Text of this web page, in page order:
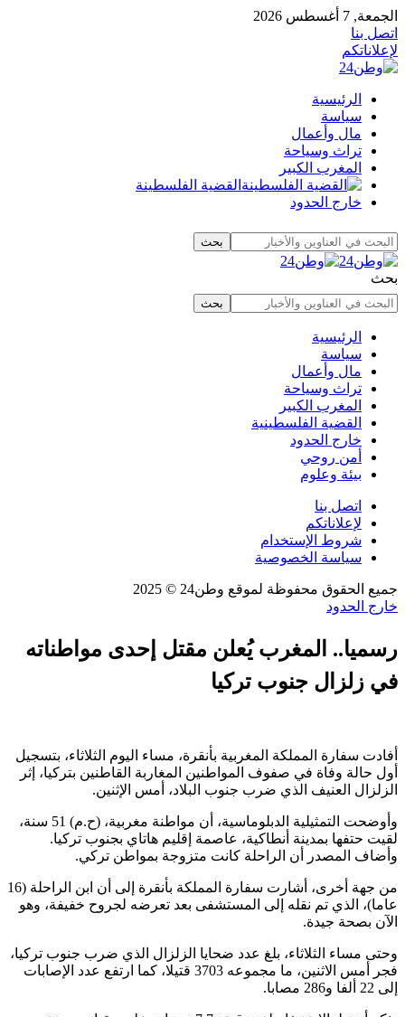
الجمعة, 7 أغسطس 2026
اتصل بنا
لإعلاناتكم
الرئيسية
سياسة
مال وأعمال
تراث وسياحة
المغرب الكبير
القضية الفلسطينة
خارج الحدود
بحث
الرئيسية
سياسة
مال وأعمال
تراث وسياحة
المغرب الكبير
القضية الفلسطينية
خارج الحدود
أمن روحي
بيئة وعلوم
اتصل بنا
لإعلاناتكم
شروط الإستخدام
سياسة الخصوصية
جميع الحقوق محفوظة لموقع وطن24 © 2025
خارج الحدود
رسميا.. المغرب يُعلن مقتل إحدى مواطناته
في زلزال جنوب تركيا
أفادت سفارة المملكة المغربية بأنقرة، مساء اليوم الثلاثاء، بتسجيل
أول حالة وفاة في صفوف المواطنين المغاربة القاطنين بتركيا، إثر
الزلزال العنيف الذي ضرب جنوب البلاد، أمس الإثنين.
وأوضحت التمثيلية الدبلوماسية، أن مواطنة مغربية، (ح.م) 51 سنة،
لقيت حتفها بمدينة أنطاكية، عاصمة إقليم هاتاي بجنوب تركيا.
وأضاف المصدر أن الراحلة كانت متزوجة بمواطن تركي.
من جهة أخرى، أشارت سفارة المملكة بأنقرة إلى أن ابن الراحلة (16
عاما)، الذي تم نقله إلى المستشفى بعد تعرضه لجروح خفيفة، وهو
الآن بصحة جيدة.
وحتى مساء الثلاثاء، بلغ عدد ضحايا الزلزال الذي ضرب جنوب تركيا،
فجر أمس الاثنين، ما مجموعه 3703 قتيلا، كما ارتفع عدد الإصابات
إلى 22 ألفا و286 مصابا.